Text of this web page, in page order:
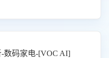
数码家电-[VOC AI]